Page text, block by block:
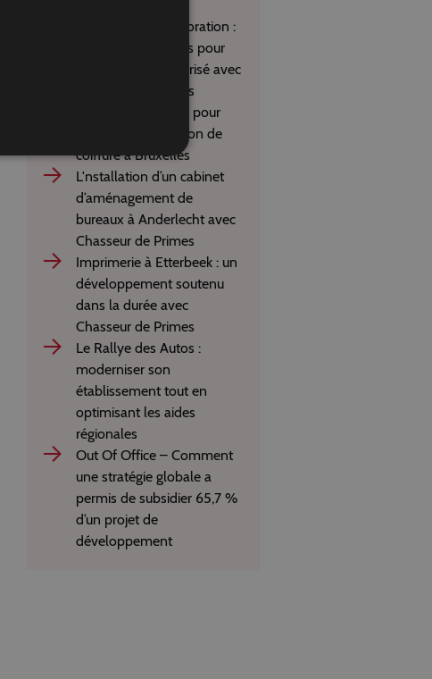
Commerce de décoration :
39.235 € de primes pour
un lancement sécurisé avec
Chasseur de Primes
67.200 € de prime pour
l’ouverture d’un salon de
coiffure à Bruxelles
L'nstallation d’un cabinet
d’aménagement de
bureaux à Anderlecht avec
Chasseur de Primes
Imprimerie à Etterbeek : un
développement soutenu
dans la durée avec
Chasseur de Primes
Le Rallye des Autos :
moderniser son
établissement tout en
optimisant les aides
régionales
Out Of Office – Comment
une stratégie globale a
permis de subsidier 65,7 %
d’un projet de
développement